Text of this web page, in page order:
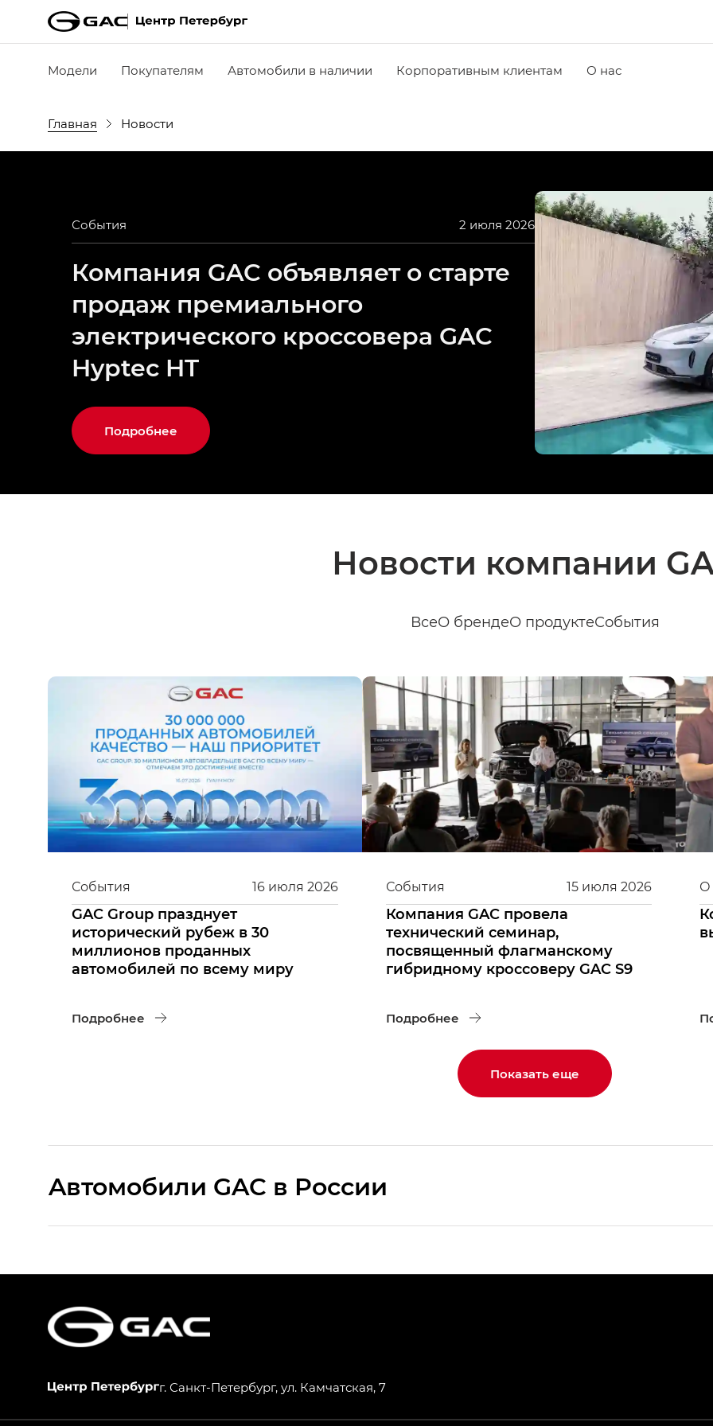
Модели Покупателям Автомобили в наличии Корпоративным клиентам О нас
Главная Новости
События 2 июля 2026
Компания GAC объявляет о старте
продаж премиального
электрического кроссовера GAC
Hyptec HT
Подробнее
Новости компании
ВсеО брендеО продуктеСобытия
16 июля 2026
События
GAC Group празднует
исторический рубеж в 30
миллионов проданных
автомобилей по всему миру
Подробнее
15 июля 2026
События
Компания GAC провела
технический семинар,
посвященный флагманскому
гибридному кроссоверу GAC S9
Подробнее
О
Показать еще
Aвтомобили GAC в России
HYPTEC HT — Хайптек Эйч Ти (HYPTEC HT) в комплектации Экс ПРЕМИУМ — EX PREMIUM
г. Санкт-Петербург, ул. Камчатская, 7